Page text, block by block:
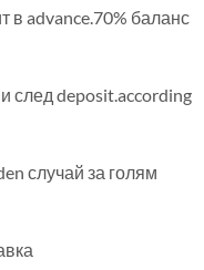
advance.70% баланс
след deposit.according
случай за голям